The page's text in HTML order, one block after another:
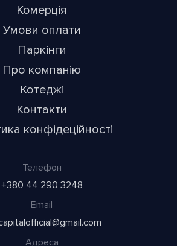
Комерція
Умови оплати
Паркінги
Про компанію
Котеджі
Контакти
конфідеційності
Телефон
+380 44 290 3248
Email
Адреса